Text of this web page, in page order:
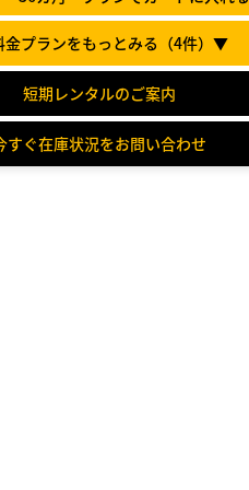
プランをもっとみる（4件）▼
短期レンタルのご案内
すぐ在庫状況をお問い合わせ